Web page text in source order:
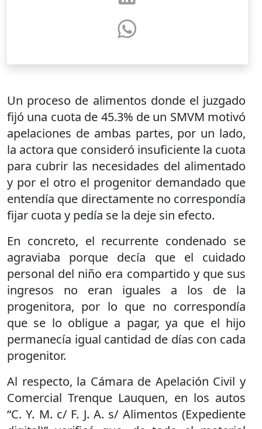
Un proceso de alimentos donde el juzgado
fijó una cuota de 45.3% de un SMVM motivó
apelaciones de ambas partes, por un lado,
la actora que consideró insuficiente la cuota
para cubrir las necesidades del alimentado
y por el otro el progenitor demandado que
entendía que directamente no correspondía
fijar cuota y pedía se la deje sin efecto.
En concreto, el recurrente condenado se
agraviaba porque decía que el cuidado
personal del niño era compartido y que sus
ingresos no eran iguales a los de la
progenitora, por lo que no correspondía
que se lo obligue a pagar, ya que el hijo
permanecía igual cantidad de días con cada
progenitor.
Al respecto, la Cámara de Apelación Civil y
Comercial Trenque Lauquen, en los autos
“C. Y. M. c/ F. J. A. s/ Alimentos (Expediente